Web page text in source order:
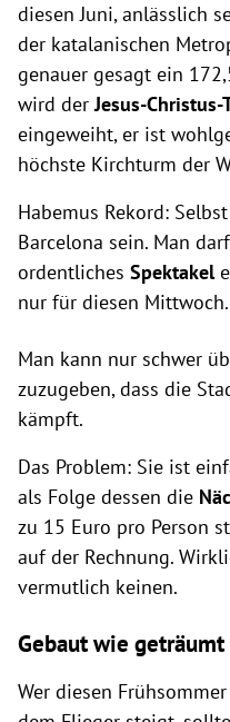
diesen Juni, anlässlich
der katalanischen
genauer gesagt ein
wird derJesus-
eingeweiht, er ist
höchste Kirchturm der
Habemus Rekord:
Barcelona sein. Man
ordentliches Spektakel
nur für diesen Mittwoch.
Man kann nur schwer
zuzugeben, dass die
kämpft.
Das Problem: Sie ist
als Folge dessen die
zu 15 Euro pro Person
auf der Rechnung.
vermutlich keinen.
Gebaut wie geträumt
Wer diesen